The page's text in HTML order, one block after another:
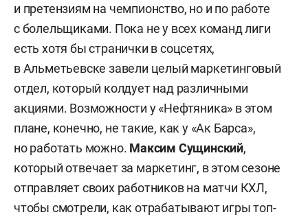
и претензиям на чемпионство, но и по работе
с болельщиками. Пока не у всех команд лиги
есть хотя бы странички в соцсетях,
в Альметьевске завели целый маркетинговый
отдел, который колдует над различными
акциями. Возможности у «Нефтяника» в этом
плане, конечно, не такие, как у «Ак Барса»,
но работать можно. Максим Сущинский,
который отвечает за маркетинг, в этом сезоне
отправляет своих работников на матчи КХЛ,
чтобы смотрели, как отрабатывают игры топ-